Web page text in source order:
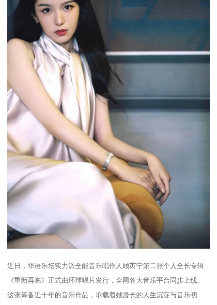
近日，华语乐坛实力派全能音乐唱作人顾芮宁第二张个人全长专辑
《重新再来》正式由环球唱片发行，全网各大音乐平台同步上线。
这张筹备近十年的音乐作品，承载着她漫长的人生沉淀与音乐初